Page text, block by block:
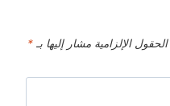
الحقول الإلزامية مشار إليها بـ *